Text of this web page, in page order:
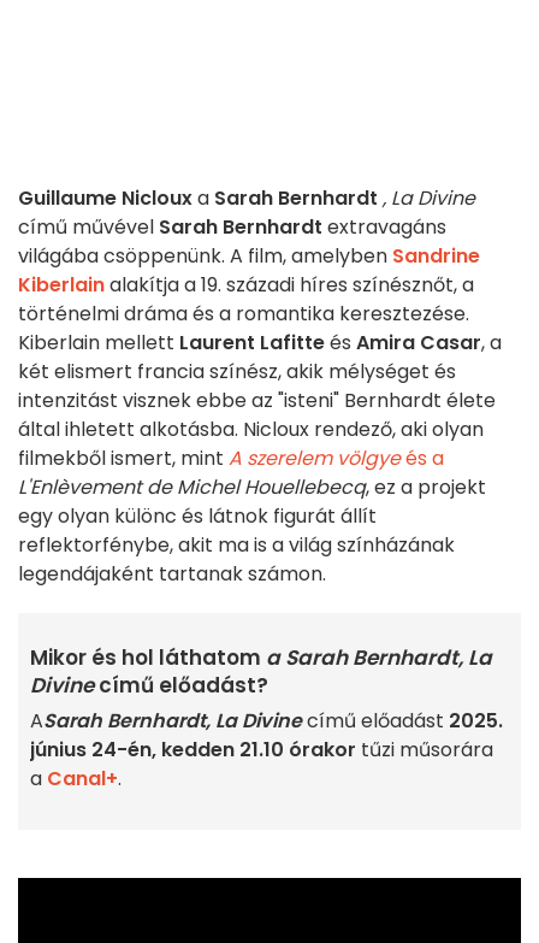
Guillaume Niclouxa Sarah Bernhardt , La Divine
című művével Sarah Bernhardt extravagáns
világába csöppenünk. A film, amelyben Sandrine
Kiberlainalakítja a 19. századi híres színésznőt, a
történelmi dráma és a romantika keresztezése.
Kiberlain mellett Laurent Lafitteés Amira Casar, a
két elismert francia színész, akik mélységet és
intenzitást visznek ebbe az "isteni" Bernhardt élete
által ihletett alkotásba. Nicloux rendező, aki olyan
filmekből ismert, mint A szerelem völgyeés a
L'Enlèvement de Michel Houellebecq, ez a projekt
egy olyan különc és látnok figurát állít
reflektorfénybe, akit ma is a világ színházának
legendájaként tartanak számon.
Mikor és hol láthatom a Sarah Bernhardt, La
Divinecímű előadást?
ASarah Bernhardt, La Divinecímű előadást 2025.
június 24-én, kedden 21.10 órakor tűzi műsorára
a Canal+.